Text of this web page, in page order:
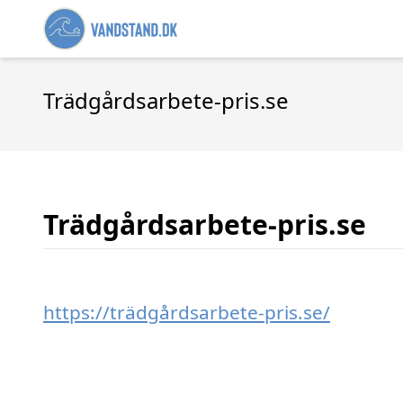
Trädgårdsarbete-pris.se
Trädgårdsarbete-pris.se
https://trädgårdsarbete-pris.se/